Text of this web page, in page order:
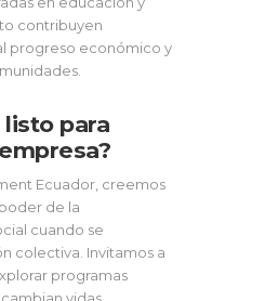
contribuyen
progreso económico y
listo para
Ecuador, creemos
de la
cuando se
colectiva. Invitamos a
programas
vidas.